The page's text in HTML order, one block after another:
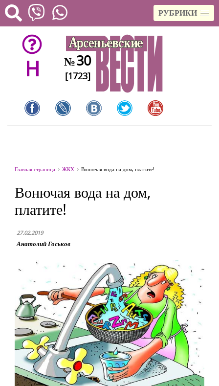
РУБРИКИ
H №30
[1723]
Главная страница ЖКХ Вонючая вода на дом, платите!
Вонючая вода на дом,
платите!
27.02.2019
Анатолий Госьков